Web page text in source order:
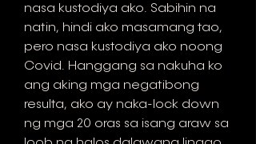
nasa kustodiya ako. Sabihin na
natin, hindi ako masamang tao,
pero nasa kustodiya ako noong
Covid. Hanggang sa nakuha ko
ang aking mga negatibong
resulta, ako ay naka-lock down
ng mga 20 oras sa isang araw sa